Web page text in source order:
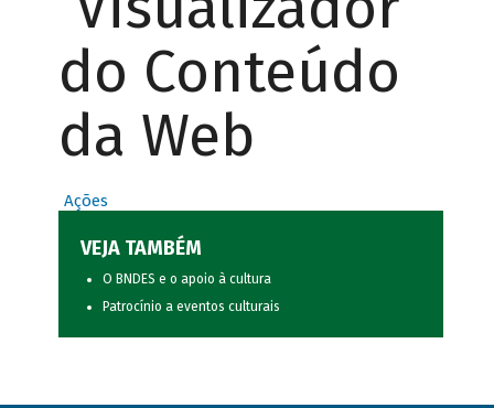
do Conteúdo
da Web
Ações
VEJA TAMBÉM
O BNDES e o apoio à cultura
Patrocínio a eventos culturais